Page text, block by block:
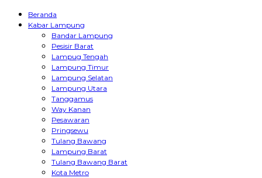
Beranda
Kabar Lampung
Bandar Lampung
Pesisir Barat
Lampug Tengah
Lampung Timur
Lampung Selatan
Lampung Utara
Tanggamus
Way Kanan
Pesawaran
Pringsewu
Tulang Bawang
Lampung Barat
Tulang Bawang Barat
Kota Metro